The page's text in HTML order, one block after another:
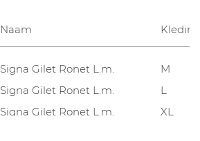
Naam
Signa Gilet Ronet L.m.
M
Signa Gilet Ronet L.m.
L
Signa Gilet Ronet L.m.
XL